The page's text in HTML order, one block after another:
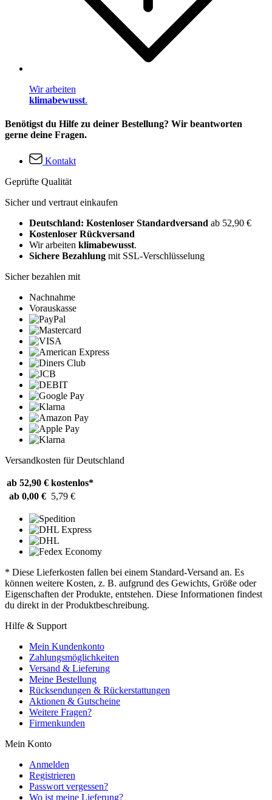
Wir arbeiten
klimabewusst.
Benötigst du Hilfe zu deiner Bestellung? Wir beantworten
gerne deine Fragen.
Kontakt
Geprüfte Qualität
Sicher und vertraut einkaufen
Deutschland: Kostenloser Standardversand ab 52,90 €
Kostenloser Rückversand
Wir arbeiten klimabewusst.
Sichere Bezahlung mit SSL-Verschlüsselung
Sicher bezahlen mit
Nachnahme
Vorauskasse
Versandkosten für Deutschland
ab 52,90 € kostenlos*
ab 0,00 € 5,79 €
* Diese Lieferkosten fallen bei einem Standard-Versand an. Es
können weitere Kosten, z. B. aufgrund des Gewichts, Größe oder
Eigenschaften der Produkte, entstehen. Diese Informationen findest
du direkt in der Produktbeschreibung.
Hilfe & Support
Mein Kundenkonto
Zahlungsmöglichkeiten
Versand & Lieferung
Meine Bestellung
Rücksendungen & Rückerstattungen
Aktionen & Gutscheine
Weitere Fragen?
Firmenkunden
Mein Konto
Anmelden
Registrieren
Passwort vergessen?
Wo ist meine Lieferung?